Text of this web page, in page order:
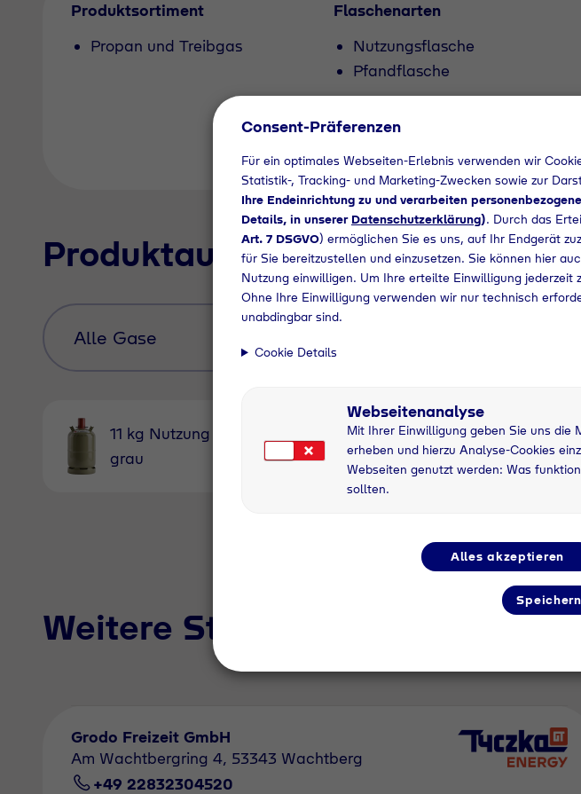
Produktsortiment
Propan und Treibgas
Flaschenarten
Nutzungsflasche
Pfandflasche
Produktauswahl
11 kg Nutzung
grau
11 kg
Pfandflasche
5
Weitere Standorte im Umkreis
Grodo Freizeit GmbH
Am Wachtbergring 4, 53343 Wachtberg
+49 22832304520
Consent-Präferenzen
Für ein optimales Webseiten-Erlebnis verwenden wir
Statistik-, Tracking- und Marketing-Zwecken sowie zur
Ihre Endeinrichtung zu und verarbeiten
Details, in unserer Datenschutzerklärung). Durch das
Art. 7 DSGVO) ermöglichen Sie es uns, auf Ihr Endgerät
für Sie bereitzustellen und einzusetzen. Sie können hier
Nutzung einwilligen. Um Ihre erteilte Einwilligung jederzeit
Ohne Ihre Einwilligung verwenden wir nur technisch
unabdingbar sind.
Cookie Details
Webseitenanalyse
Mit Ihrer Einwilligung geben Sie uns die
erheben und hierzu Analyse-Cookies
Webseiten genutzt werden: Was
sollten.
Alles akzeptieren